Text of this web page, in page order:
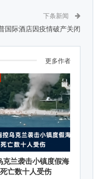
下条新闻
国际酒店因疫情破产关闭
更多作者
克兰袭击小镇度假海
亡数十人受伤